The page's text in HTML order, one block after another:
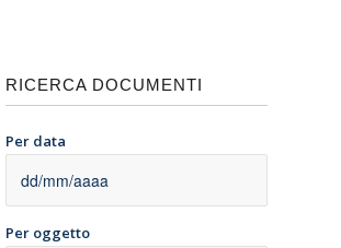
RICERCA DOCUMENTI
Per data
Per oggetto